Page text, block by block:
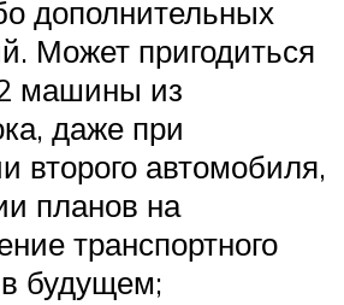
дополнительных
Может пригодиться
машины из
даже при
второго автомобиля,
планов на
транспортного
будущем;